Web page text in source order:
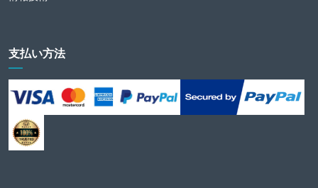
支払い方法